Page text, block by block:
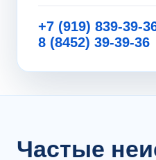
+7 (919) 839-39-
8 (8452) 39-39-36
Частые